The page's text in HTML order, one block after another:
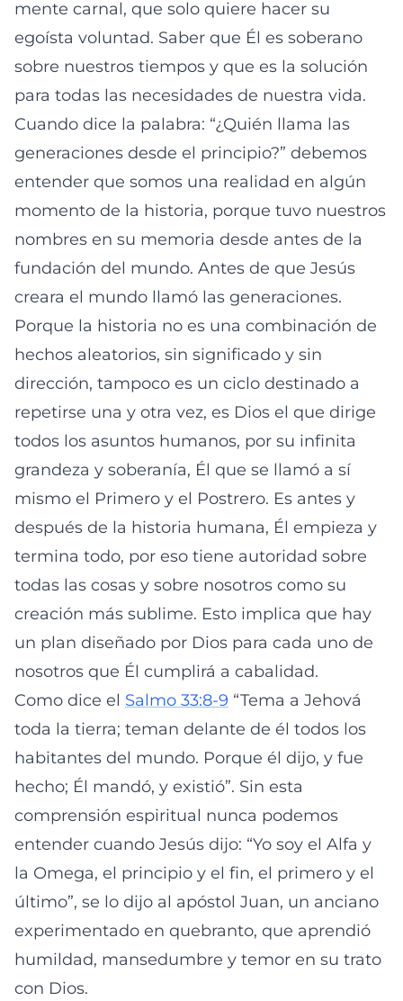
mente carnal, que solo quiere hacer su
egoísta voluntad. Saber que Él es soberano
sobre nuestros tiempos y que es la solución
para todas las necesidades de nuestra vida.
Cuando dice la palabra: “¿Quién llama las
generaciones desde el principio?” debemos
entender que somos una realidad en algún
momento de la historia, porque tuvo nuestros
nombres en su memoria desde antes de la
fundación del mundo. Antes de que Jesús
creara el mundo llamó las generaciones.
Porque la historia no es una combinación de
hechos aleatorios, sin significado y sin
dirección, tampoco es un ciclo destinado a
repetirse una y otra vez, es Dios el que dirige
todos los asuntos humanos, por su infinita
grandeza y soberanía, Él que se llamó a sí
mismo el Primero y el Postrero. Es antes y
después de la historia humana, Él empieza y
termina todo, por eso tiene autoridad sobre
todas las cosas y sobre nosotros como su
creación más sublime. Esto implica que hay
un plan diseñado por Dios para cada uno de
nosotros que Él cumplirá a cabalidad.
Como dice el Salmo 33:8-9 “Tema a Jehová
toda la tierra; teman delante de él todos los
habitantes del mundo. Porque él dijo, y fue
hecho; Él mandó, y existió”. Sin esta
comprensión espiritual nunca podemos
entender cuando Jesús dijo: “Yo soy el Alfa y
la Omega, el principio y el fin, el primero y el
último”, se lo dijo al apóstol Juan, un anciano
experimentado en quebranto, que aprendió
humildad, mansedumbre y temor en su trato
con Dios.